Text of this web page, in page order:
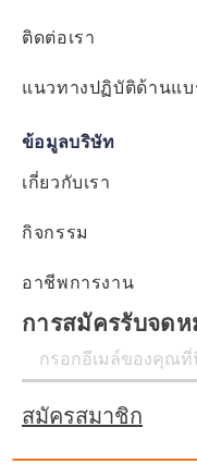
ติดต่อเรา
แนวทางปฏิบัติด้านแ
ข้อมูลบริษัท
เกี่ยวกับเรา
กิจกรรม
อาชีพการงาน
การสมัครรับจดห
สมัครสมาชิก